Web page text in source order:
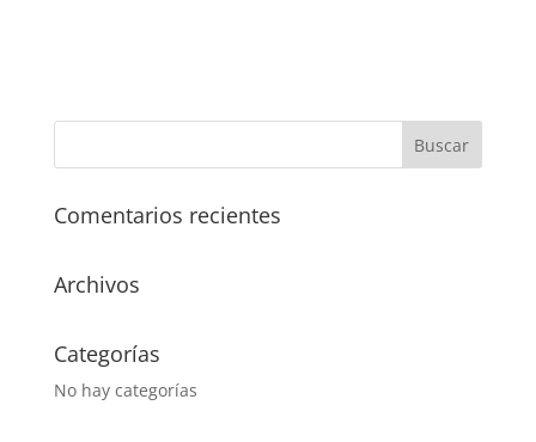
Comentarios recientes
Archivos
Categorías
No hay categorías